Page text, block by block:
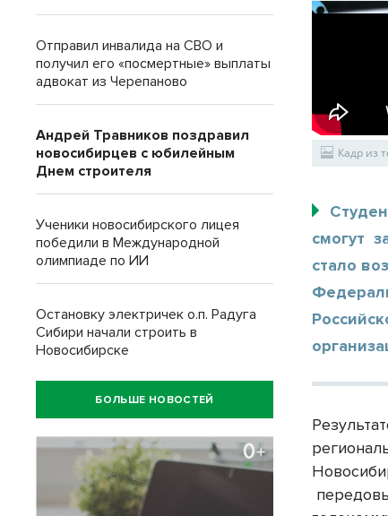
Кадр из
смогут
стало
Отправил инвалида на СВО и
получил его «посмертные» выплаты
адвокат из Черепаново
Андрей Травников поздравил
новосибирцев с юбилейным
Днем строителя
Ученики новосибирского лицея
победили в Международной
олимпиаде по ИИ
Остановку электричек о.п. Радуга
Сибири начали строить в
Новосибирске
БОЛЬШЕ НОВОСТЕЙ